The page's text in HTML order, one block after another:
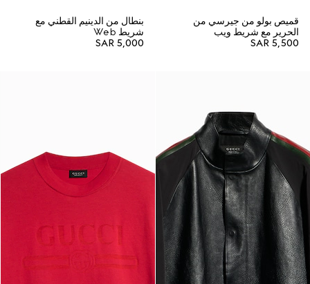
قميص بولو من جيرسي من
الحرير مع شريط ويب
SAR 5,500
بنطال من الدينيم القطني مع
شريط Web
SAR 5,000